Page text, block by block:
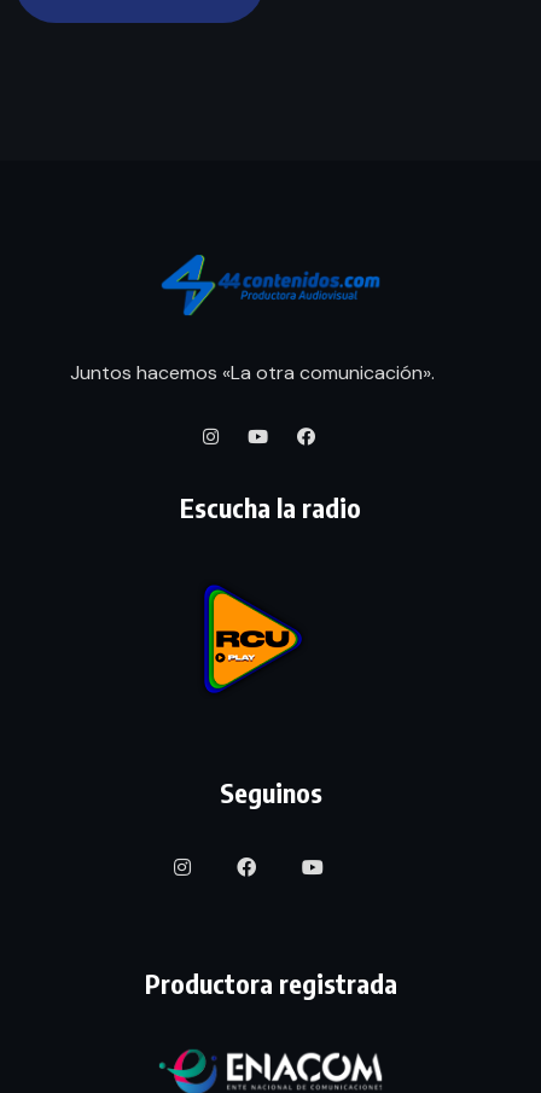
Juntos hacemos «La otra comunicación».
Escucha la radio
Seguinos
Productora registrada